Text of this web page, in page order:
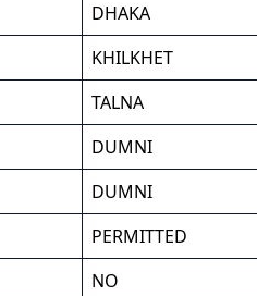
DHAKA
KHILKHET
TALNA
DUMNI
DUMNI
PERMITTED
NO